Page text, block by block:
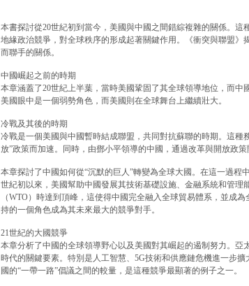
本書探討從20世紀初到當今，美國與中國之間錯綜複雜的關係。
地緣政治競爭，對全球秩序的形成起著關鍵作用。《衝突與聯盟》
而聯手的關係。
中國崛起之前的時期
本章涵蓋了20世紀上半葉，當時美國鞏固了其全球領導地位，而
美國眼中是一個弱勢角色，而美國則在全球舞台上繼續壯大。
冷戰及其後的時期
冷戰是一個美國與中國暫時結成聯盟，共同對抗蘇聯的時期。這種
放”政策而加速。同時，由鄧小平領導的中國，通過改革與開放政策
本章探討了中國如何從“沉默的巨人”轉變為全球大國。在這一過程
世紀初以來，美國幫助中國發展其技術基礎設施、金融系統和管理
（WTO）時達到頂峰，這使得中國完全融入全球貿易體系，並成
持的一個角色成為其未來最大的競爭對手。
21世紀的大國競爭
本章分析了中國的全球領導野心以及美國對其崛起的遏制努力。
時代的關鍵要素。特別是人工智慧、5G技術和供應鏈危機進一步
國的“一帶一路”倡議之間的較量，是這種競爭最顯著的例子之一。